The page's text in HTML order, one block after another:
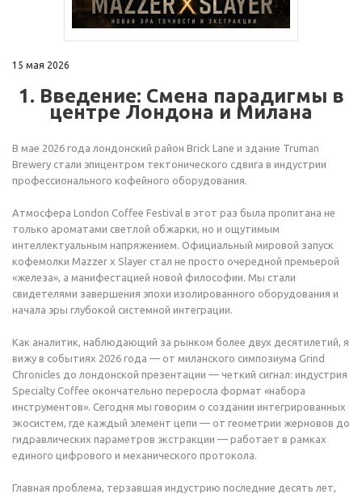
15 мая 2026
1. Введение: Смена парадигмы в
центре Лондона и Милана
В мае 2026 года лондонский район Brick Lane и здание Truman
Brewery стали эпицентром тектонического сдвига в индустрии
профессионального кофейного оборудования.
Атмосфера London Coffee Festival в этот раз была пропитана не
только ароматами светлой обжарки, но и ощутимым
интеллектуальным напряжением. Официальный мировой запуск
кофемолки Mazzer x Slayer стал не просто очередной премьерой
«железа», а манифестацией новой философии. Мы стали
свидетелями завершения эпохи изолированного оборудования и
начала эры глубокой системной интеграции.
Как аналитик, наблюдающий за рынком более двух десятилетий, я
вижу в событиях 2026 года — от миланского симпозиума Grind
Chronicles до лондонской презентации — четкий сигнал: индустрия
Specialty Coffee окончательно переросла формат «набора
инструментов». Сегодня мы говорим о создании интегрированных
экосистем, где каждый элемент цепи — от геометрии жерновов до
гидравлических параметров экстракции — работает в рамках
единого цифрового и механического протокола.
Главная проблема, терзавшая индустрию последние десять лет,